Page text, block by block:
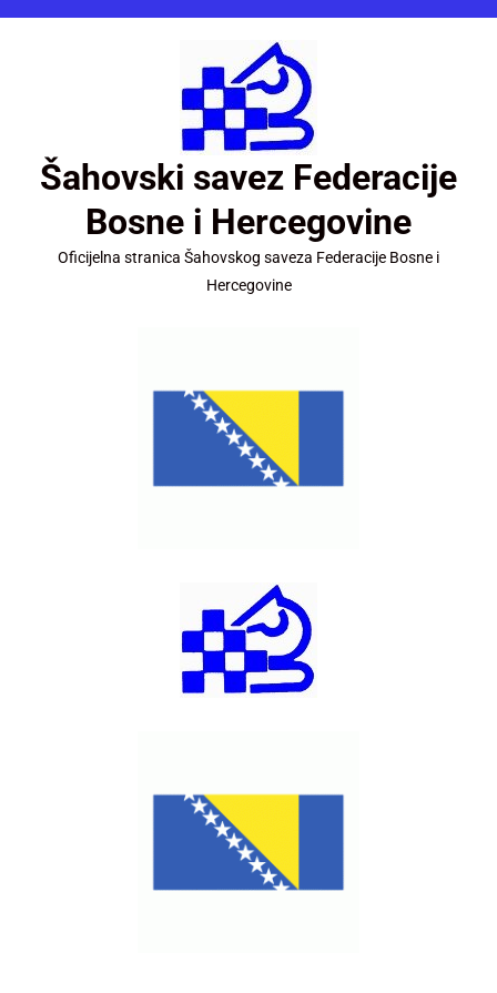
Šahovski savez Federacije
Bosne i Hercegovine
Oficijelna stranica Šahovskog saveza Federacije Bosne i
Hercegovine